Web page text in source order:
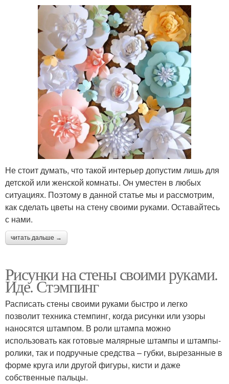
Не стоит думать, что такой интерьер допустим лишь для
детской или женской комнаты. Он уместен в любых
ситуациях. Поэтому в данной статье мы и рассмотрим,
как сделать цветы на стену своими руками. Оставайтесь
с нами.
читать дальше →
Рисунки на стены своими руками.
Иде. Стэмпинг
Расписать стены своими руками быстро и легко
позволит техника стемпинг, когда рисунки или узоры
наносятся штампом. В роли штампа можно
использовать как готовые малярные штампы и штампы-
ролики, так и подручные средства – губки, вырезанные в
форме круга или другой фигуры, кисти и даже
собственные пальцы.